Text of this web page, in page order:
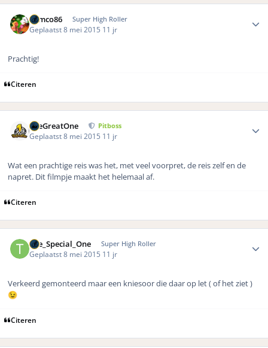
Remco86 Super High Roller
Geplaatst8 mei 2015 11 jr
Prachtig!
Citeren
TheGreatOne Pitboss
Geplaatst8 mei 2015 11 jr
Wat een prachtige reis was het, met veel voorpret, de reis zelf en de
napret. Dit filmpje maakt het helemaal af.
Citeren
The_Special_One Super High Roller
Geplaatst8 mei 2015 11 jr
Verkeerd gemonteerd maar een kniesoor die daar op let ( of het ziet )
😉
Citeren